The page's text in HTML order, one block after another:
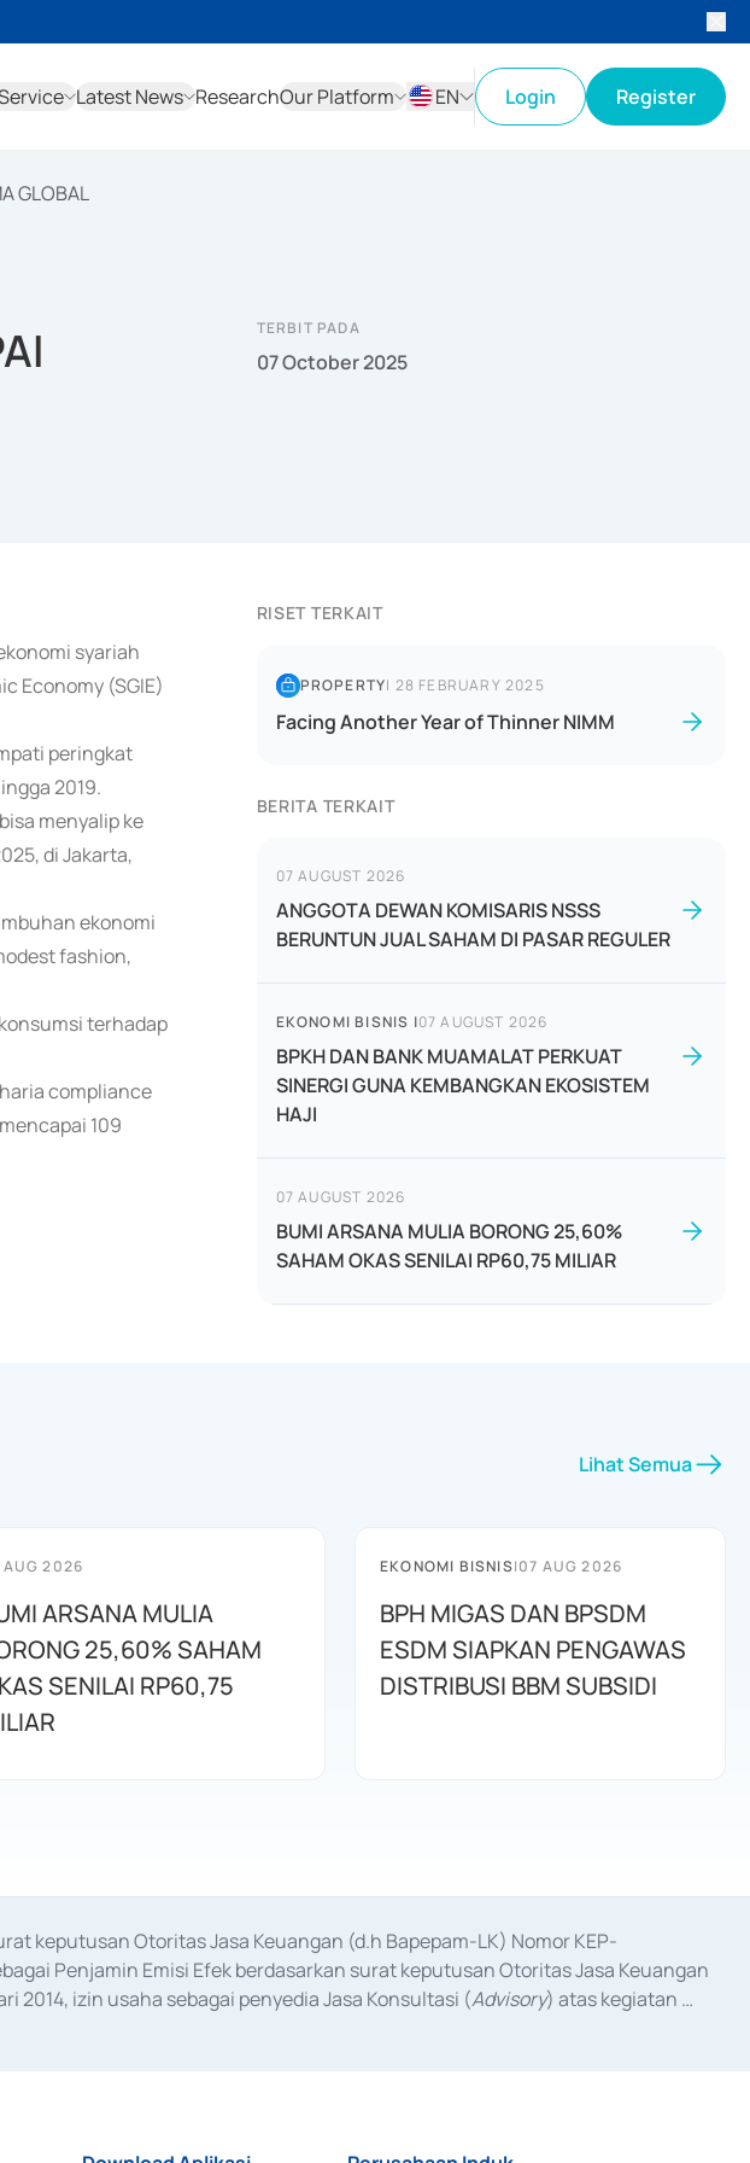
Latest News ResearchOur Platform
EN
Login Register
GLOBAL
TERBIT PADA
07 October 2025
syariah
Economy (SGIE)
peringkat
2019.
menyalip ke
di Jakarta,
ekonomi
fashion,
terhadap
compliance
109
RISET TERKAIT
PROPERTY| 28 FEBRUARY 2025
Facing Another Year of Thinner NIMM
BERITA TERKAIT
07 AUGUST 2026
ANGGOTA DEWAN KOMISARIS NSSS
BERUNTUN JUAL SAHAM DI PASAR REGULER
EKONOMI BISNIS |07 AUGUST 2026
BPKH DAN BANK MUAMALAT PERKUAT
SINERGI GUNA KEMBANGKAN EKOSISTEM
HAJI
07 AUGUST 2026
BUMI ARSANA MULIA BORONG 25,60%
SAHAM OKAS SENILAI RP60,75 MILIAR
Lihat Semua
AUG 2026
ARSANA MULIA
25,60% SAHAM
SENILAI RP60,75
EKONOMI BISNIS|07 AUG 2026
BPH MIGAS DAN BPSDM
ESDM SIAPKAN PENGAWAS
DISTRIBUSI BBM SUBSIDI
keputusan Otoritas Jasa Keuangan (d.h Bapepam-LK) Nomor KEP-
Penjamin Emisi Efek berdasarkan surat keputusan Otoritas Jasa Keuangan
2014, izin usaha sebagai penyedia Jasa Konsultasi (Advisory) atas kegiatan